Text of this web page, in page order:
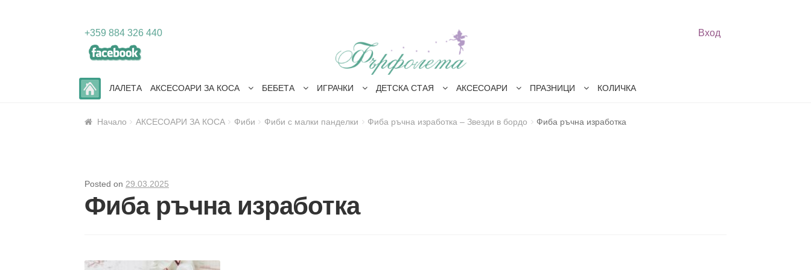
+359 884 326 440 Вход
Skip
to
navigation
Skip
to
content
ЛАЛЕТА АКСЕСОАРИ ЗА КОСА БЕБЕТА ИГРАЧКИ ДЕТСКА СТАЯ АКСЕСОАРИ ПРАЗНИЦИ КОЛИЧКА
Начало АКСЕСОАРИ ЗА КОСА Фиби Фиби с малки панделки Фиба ръчна изработка – Звезди в бордо Фиба ръчна изработка
Posted on 29.03.2025
Фиба ръчна изработка